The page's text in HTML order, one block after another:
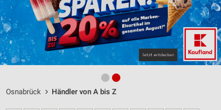
Osnabrück Händler von A bis Z